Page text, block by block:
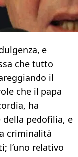
e
che tutto
il
che il papa
ha
pedofilia, e
criminalità
l’uno relativo